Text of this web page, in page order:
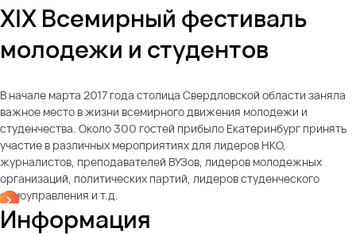
XIX Всемирный фестиваль
молодежи и студентов
В начале марта 2017 года столица Свердловской области заняла
важное место в жизни всемирного движения молодежи и
студенчества. Около 300 гостей прибыло Екатеринбург принять
участие в различных мероприятиях для лидеров НКО,
журналистов, преподавателей ВУЗов, лидеров молодежных
организаций, политических партий, лидеров студенческого
самоуправления и т.д.
Информация